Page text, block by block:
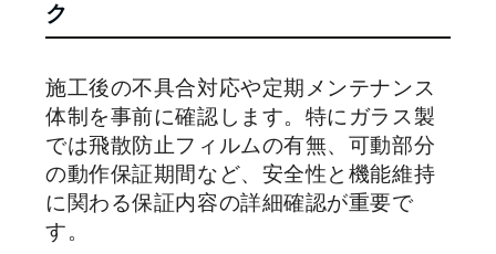
ク
施工後の不具合対応や定期メンテナンス
体制を事前に確認します。特にガラス製
では飛散防止フィルムの有無、可動部分
の動作保証期間など、安全性と機能維持
に関わる保証内容の詳細確認が重要で
す。